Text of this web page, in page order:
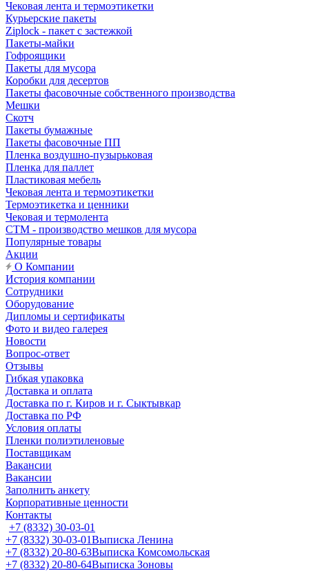
Чековая лента и термоэтикетки
Курьерские пакеты
Ziplock - пакет с застежкой
Пакеты-майки
Гофроящики
Пакеты для мусора
Коробки для десертов
Пакеты фасовочные собственного производства
Мешки
Скотч
Пакеты бумажные
Пакеты фасовочные ПП
Пленка воздушно-пузырьковая
Пленка для паллет
Пластиковая мебель
Чековая лента и термоэтикетки
Термоэтикетка и ценники
Чековая и термолента
СТМ - производство мешков для мусора
Популярные товары
Акции
О Компании
История компании
Сотрудники
Оборудование
Дипломы и сертификаты
Фото и видео галерея
Новости
Вопрос-ответ
Отзывы
Гибкая упаковка
Доставка и оплата
Доставка по г. Киров и г. Сыктывкар
Доставка по РФ
Условия оплаты
Пленки полиэтиленовые
Поставщикам
Вакансии
Вакансии
Заполнить анкету
Корпоративные ценности
Контакты
+7 (8332) 30-03-01
+7 (8332) 30-03-01Выписка Ленина
+7 (8332) 20-80-63Выписка Комсомольская
+7 (8332) 20-80-64Выписка Зоновы